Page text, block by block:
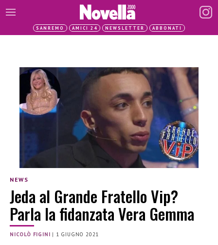
SANREMO AMICI 24 NEWSLETTER ABBONATI
NEWS
Jeda al Grande Fratello Vip?
Parla la fidanzata Vera Gemma
NICOLÒ FIGINI | 1 GIUGNO 2021